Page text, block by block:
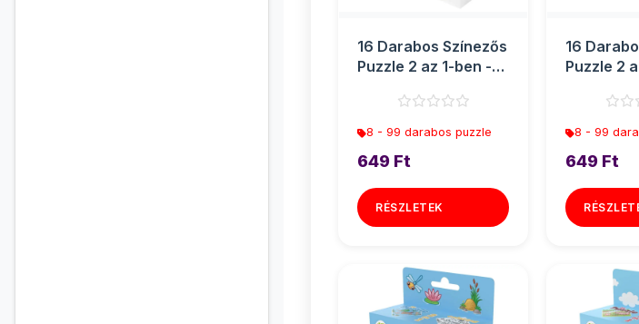
16 Darabos Színezős
Puzzle 2 az 1-ben -
8 - 99 darabos puzzle
649 Ft
RÉSZLETEK
16
Puzzle 2
8 - 99
649 Ft